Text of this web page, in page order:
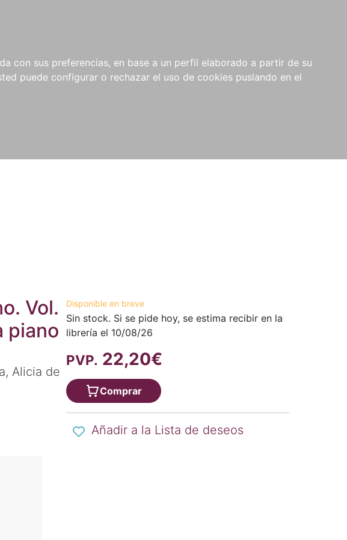
con sus preferencias, en base a un perfil elaborado a partir de su
puede configurar o rechazar el uso de cookies puslando en el
NOVEDADES NOTICIAS
COMPRAS
INSTITUCIONALES
Vol.
piano
Alicia de
Disponible en breve
Sin stock. Si se pide hoy, se estima recibir en la
librería el 10/08/26
PVP. 22,20€
Comprar
Añadir a la Lista de deseos